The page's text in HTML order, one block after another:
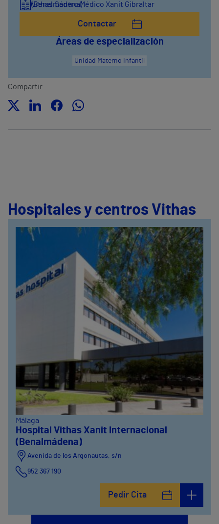
(Benalmádena)
Vithas Centro Médico Xanit Gibraltar
Contactar
Áreas de especialización
Unidad Materno Infantil
Compartir
Hospitales y centros Vithas
Málaga
Hospital Vithas Xanit Internacional
(Benalmádena)
Avenida de los Argonautas, s/n
952 367 190
Pedir Cita